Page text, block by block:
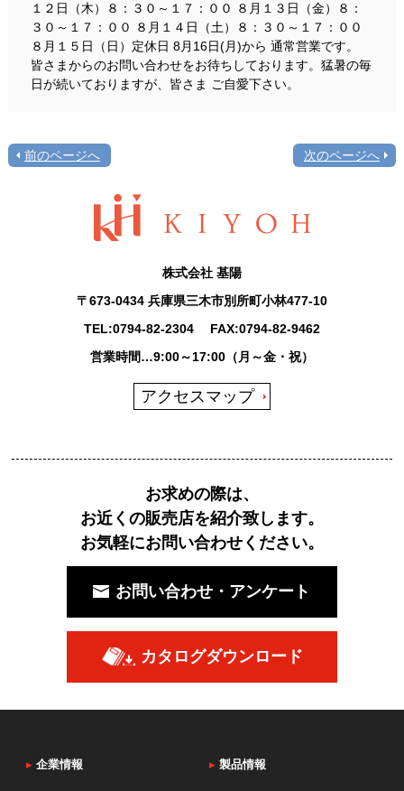
１２日（木）８：３０～１７：００ ８月１３日（金）８：
３０～１７：００ ８月１４日（土）８：３０～１７：００
８月１５日（日）定休日 8月16日(月)から 通常営業です。
皆さまからのお問い合わせをお待ちしております。猛暑の毎
日が続いておりますが、皆さま ご自愛下さい。
前のページへ 次のページへ
株式会社 基陽
〒673-0434 兵庫県三木市別所町小林477-10
TEL:0794-82-2304FAX:0794-82-9462
営業時間…9:00～17:00（月～金・祝）
アクセスマップ
お求めの際は、
お近くの販売店を紹介致します。
お気軽にお問い合わせください。
お問い合わせ・アンケート
カタログダウンロード
▸ 企業情報 ▸ 製品情報